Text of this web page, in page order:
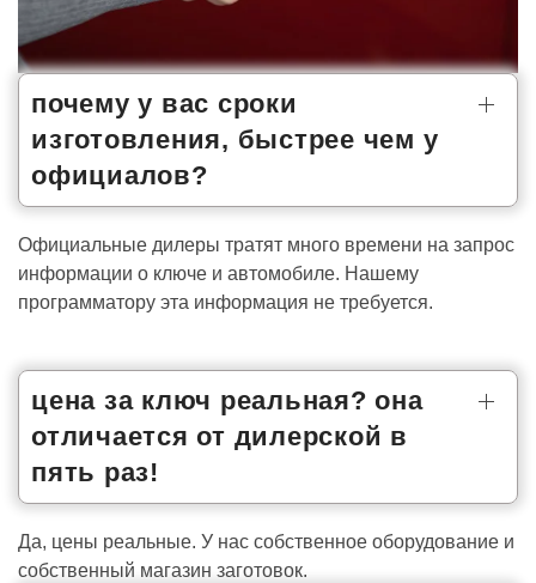
почему у вас сроки
изготовления, быстрее чем у
официалов?
Официальные дилеры тратят много времени на запрос
информации о ключе и автомобиле. Нашему
программатору эта информация не требуется.
цена за ключ реальная? она
отличается от дилерской в
пять раз!
Да, цены реальные. У нас собственное оборудование и
собственный магазин заготовок.